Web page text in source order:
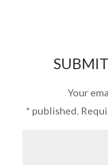
Your
published.
*